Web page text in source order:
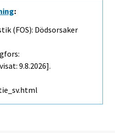
:
(FOS): Dödsorsaker
9.8.2026].